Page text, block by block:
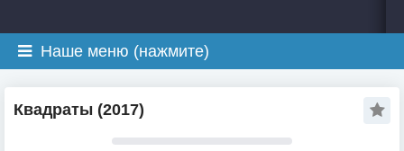
Наше меню (нажмите)
Квадраты (2017)